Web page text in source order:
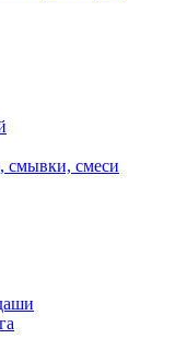
смывки, смеси